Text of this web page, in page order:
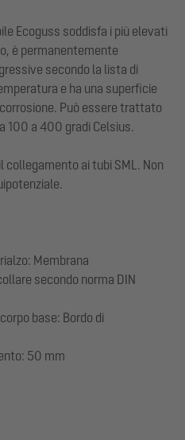
Ecoguss soddisfa i più elevati
è permanentemente
secondo la lista di
e ha una superficie
Può essere trattato
100 a 400 gradi Celsius.
collegamento ai tubi SML. Non
Membrana
secondo norma DIN
base: Bordo di
50 mm